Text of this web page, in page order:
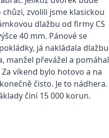
zvolili jsme klasickou
dlažbu od firmy CS
40 mm. Pánové se
já nakládala dlažbu
manžel převážel a pomáhal
víkend bylo hotovo a na
čisto. Je to nádhera.
činí 15 000 korun.